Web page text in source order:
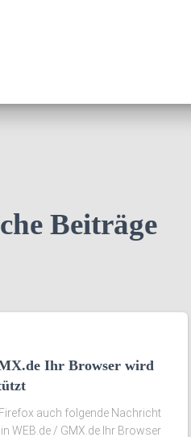
Beiträge
Ihr Browser wird
auch folgende Nachricht
WEB.de / GMX.de Ihr Browser